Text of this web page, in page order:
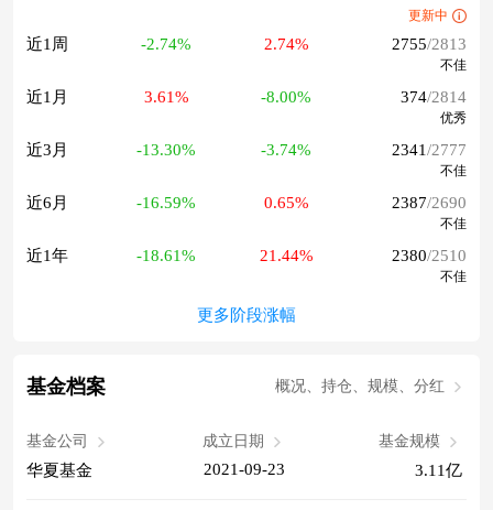
更新中
近1周 -2.74% 2.74% 2755/2813
不佳
近1月 3.61% -8.00% 374/2814
优秀
近3月 -13.30% -3.74% 2341/2777
不佳
近6月 -16.59% 0.65% 2387/2690
不佳
近1年 -18.61% 21.44% 2380/2510
不佳
更多阶段涨幅
基金档案 概况、持仓、规模、分红
基金公司
华夏基金
成立日期
2021-09-23
基金规模
3.11亿